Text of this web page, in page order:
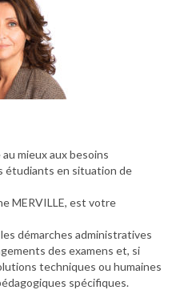
mieux aux besoins
étudiants en situation de
MERVILLE, est votre
démarches administratives
des examens et, si
techniques ou humaines
spécifiques.